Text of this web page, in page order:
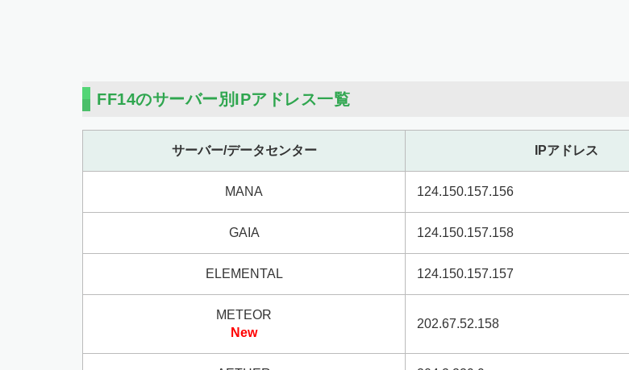
FF14のサーバー別IPアドレス一覧
サーバー/データセンター IPアドレス
MANA 124.150.157.156
GAIA 124.150.157.158
ELEMENTAL 124.150.157.157
METEOR
New
202.67.52.158